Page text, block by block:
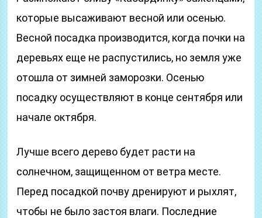
которые высаживают весной или осенью.
Весной посадка производится, когда почки на
деревьях еще не распустились, но земля уже
отошла от зимней заморозки. Осенью
посадку осуществляют в конце сентября или
начале октября.
Лучше всего дерево будет расти на
солнечном, защищенном от ветра месте.
Перед посадкой почву дренируют и рыхлят,
чтобы не было застоя влаги. Последние